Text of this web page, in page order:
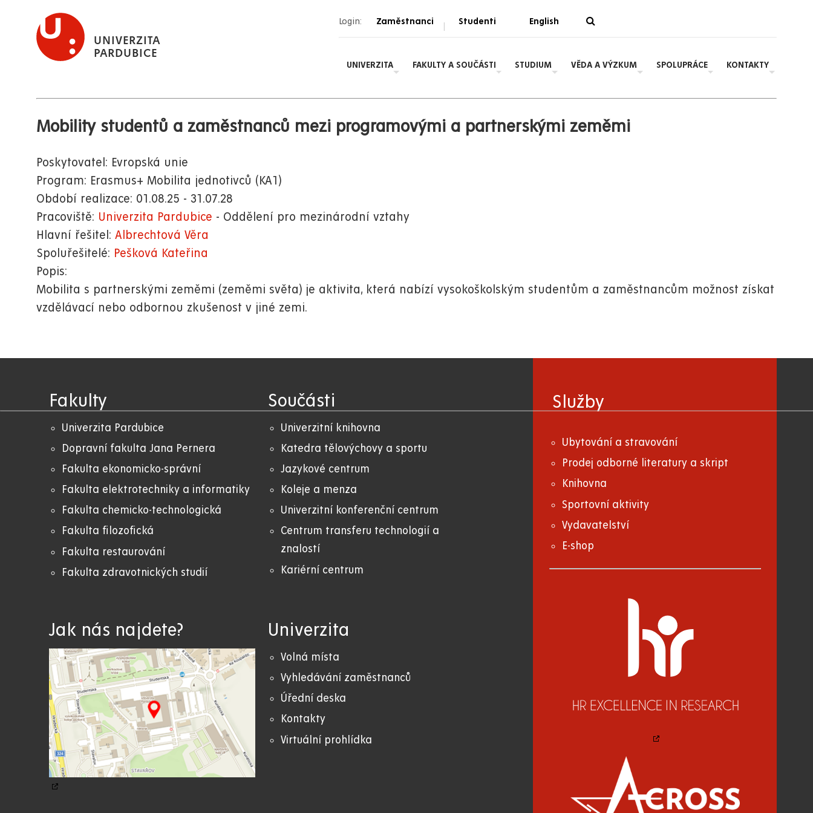
hlavnímu
UNIVERZITA
PARDUBICE
Login: Zaměstnanci | Studenti English
UNIVERZITA FAKULTY A SOUČÁSTI STUDIUM VĚDA A VÝZKUM SPOLUPRÁCE KONTAKTY
Mobility studentů a zaměstnanců mezi programovými a partnerskými zeměmi
Poskytovatel: Evropská unie
Program: Erasmus+ Mobilita jednotivců (KA1)
Období realizace: 01.08.25 - 31.07.28
Pracoviště: Univerzita Pardubice - Oddělení pro mezinárodní vztahy
Hlavní řešitel: Albrechtová Věra
Spoluřešitelé: Pešková Kateřina
Popis:
Mobilita s partnerskými zeměmi (zeměmi světa) je aktivita, která nabízí vysokoškolským studentům a zaměstnancům možnost získat
vzdělávací nebo odbornou zkušenost v jiné zemi.
Fakulty
Univerzita Pardubice
Dopravní fakulta Jana Pernera
Fakulta ekonomicko-správní
Fakulta elektrotechniky a informatiky
Fakulta chemicko-technologická
Fakulta filozofická
Fakulta restaurování
Fakulta zdravotnických studií
Součásti
Univerzitní knihovna
Katedra tělovýchovy a sportu
Jazykové centrum
Koleje a menza
Univerzitní konferenční centrum
Centrum transferu technologií a
znalostí
Kariérní centrum
Jak nás najdete? Univerzita
Volná místa
Vyhledávání zaměstnanců
Úřední deska
Kontakty
Virtuální prohlídka
Služby
Ubytování a stravování
Prodej odborné literatury a skript
Knihovna
Sportovní aktivity
Vydavatelství
E-shop